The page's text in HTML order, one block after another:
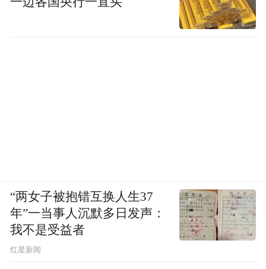
“两女子被抱错互换人生37
年”一当事人沉默多日发声：
我不是受益者
红星新闻